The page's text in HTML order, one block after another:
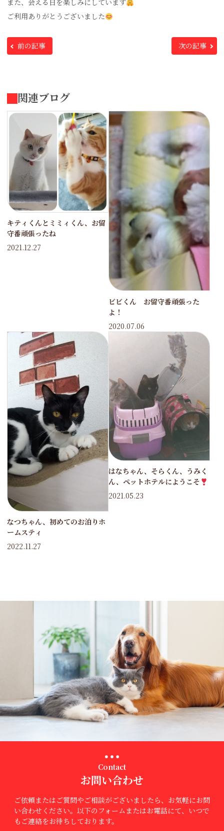
また、会える日を楽しみにしています
ご利用ありがとうございました
前の記事 次の記事
関連ブログ
キティくんとミミィくん、お留
守番頑張ったね
2021.12.27
ビビくん お留守番頑張った
よ！
2020.07.06
なつちゃん、初めてのお泊りホ
ームスティ
2022.11.27
はなちゃん、そらくん、うみく
ん、ペットホテルにようこそ
2021.05.23
Contact
お問い合わせ
ご依頼またはご質問やご相談がございましたら、お気軽にお問
い合わせください。以下のフォームまたはお電話にて、いつで
もご連絡をお待ちしております。